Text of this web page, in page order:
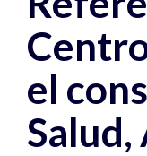
el
Salud,